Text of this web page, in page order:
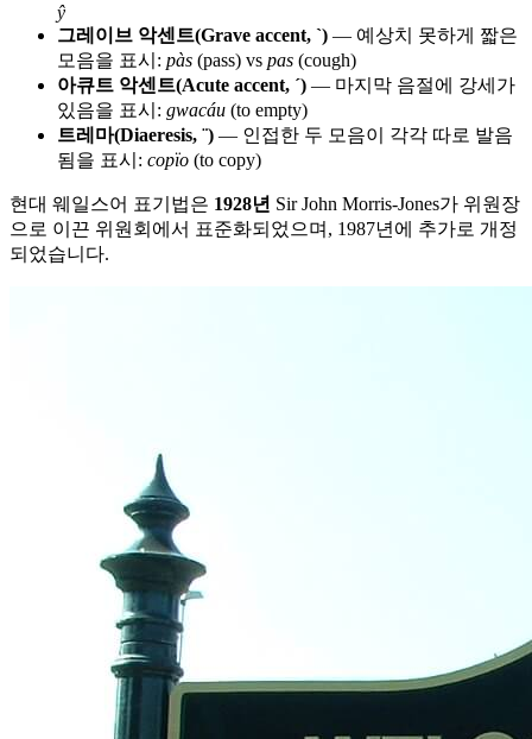
ŷ
그레이브 악센트(Grave accent, `) — 예상치 못하게 짧은
모음을 표시: pàs (pass) vs pas (cough)
아큐트 악센트(Acute accent, ´) — 마지막 음절에 강세가
있음을 표시: gwacáu (to empty)
트레마(Diaeresis, ¨) — 인접한 두 모음이 각각 따로 발음
됨을 표시: copïo (to copy)
현대 웨일스어 표기법은 1928년 Sir John Morris-Jones가 위원장
으로 이끈 위원회에서 표준화되었으며, 1987년에 추가로 개정
되었습니다.